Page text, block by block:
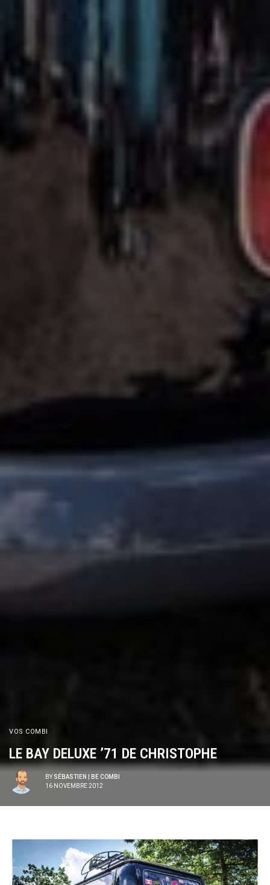
Sign Up to Our Newsletter
Get notified about exclusive offers every week!
VOS COMBI
LE BAY DELUXE ’71 DE CHRISTOPHE
BY SÉBASTIEN | BE COMBI
16 NOVEMBRE 2012